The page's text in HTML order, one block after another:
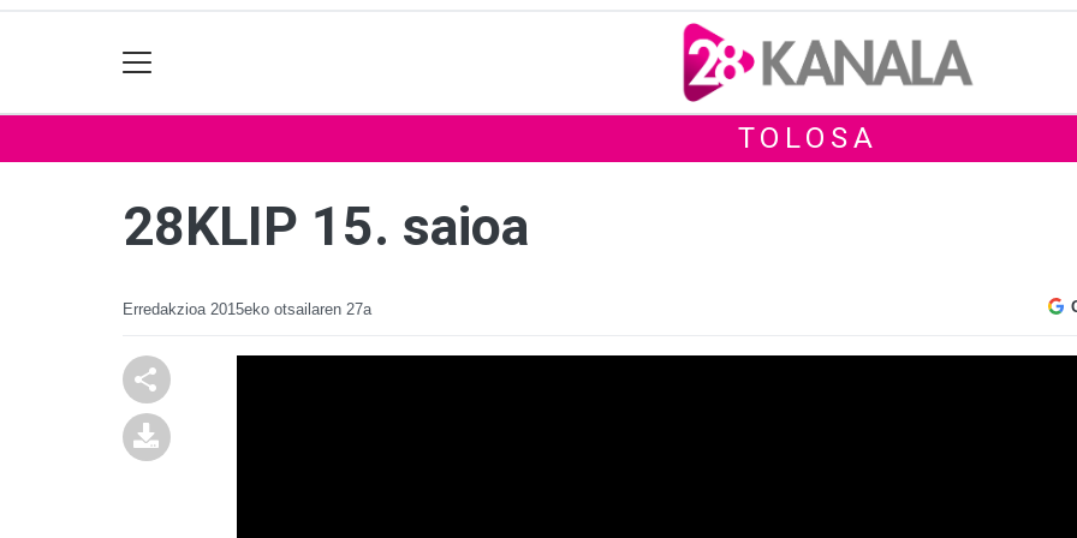
TOLOSA
28KLIP 15. saioa
Erredakzioa 2015eko otsailaren 27a